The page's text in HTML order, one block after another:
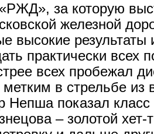
за которую
железной
высокие результаты
практически всех
всех пробежал
в стрельбе из
Непша показал
– золотой